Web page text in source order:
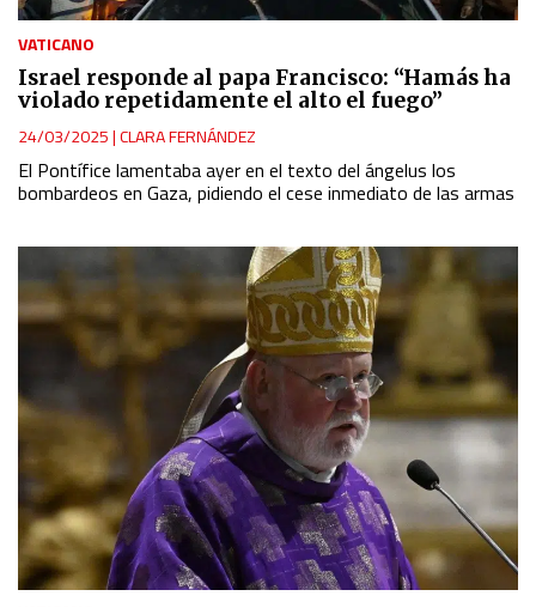
VATICANO
Israel responde al papa Francisco: “Hamás ha
violado repetidamente el alto el fuego”
24/03/2025|CLARA FERNÁNDEZ
El Pontífice lamentaba ayer en el texto del ángelus los
bombardeos en Gaza, pidiendo el cese inmediato de las armas